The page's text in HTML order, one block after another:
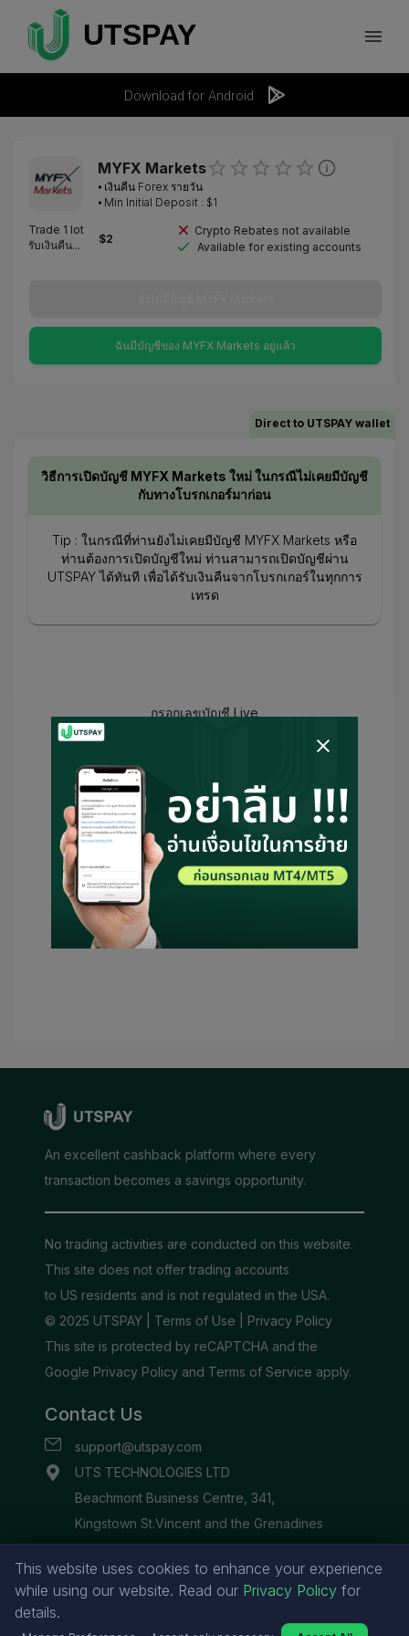
Download for Android
MYFX Markets
⦁ เงินคืน Forex รายวัน
⦁ Min Initial Deposit : $1
Trade 1 lot
รับเงินคืน...
$2
Crypto Rebates not available
Available for existing accounts
ฉันมีบัญชีของ MYFX Markets อยู่แล้ว
Direct to UTSPAY wallet
วิธีการเปิดบัญชี MYFX Markets ใหม่ ในกรณีไม่เคยมีบัญชี
กับทางโบรกเกอร์มาก่อน
Tip : ในกรณีที่ท่านยังไม่เคยมีบัญชี MYFX Markets หรือ
ท่านต้องการเปิดบัญชีใหม่ ท่านสามารถเปิดบัญชีผ่าน
UTSPAY ได้ทันที เพื่อได้รับเงินคืนจากโบรกเกอร์ในทุกการ
เทรด
กรอกเลขบัญชี Live
ฉันได้ยอมรับ ข้อกำหนดในการใช้งาน
และ
นโยบายความเป็นส่วนตัว
และ
ยินยอมให้
UTSPAY สามารถเป็นตัวแทนหรือติดต่อ
โบรกเกอร์ในนามของฉัน โดยถ้าหากมี
เงื่อนไขจำเป็น จะถือว่า UTSPAY เป็นผู้
แนะนำของฉัน
This website uses cookies to enhance your experience
while using our website. Read our Privacy Policy for
details.